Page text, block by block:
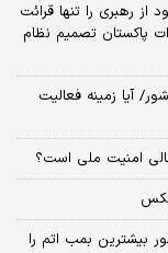
رهبری را تنها قرائت
پاکستان تصمیم نظام
آیا زمینه فعالیت
امنیت ملی است؟
در سال ۲۰۲۶/ کدام کشور بیشترین بمب اتم را